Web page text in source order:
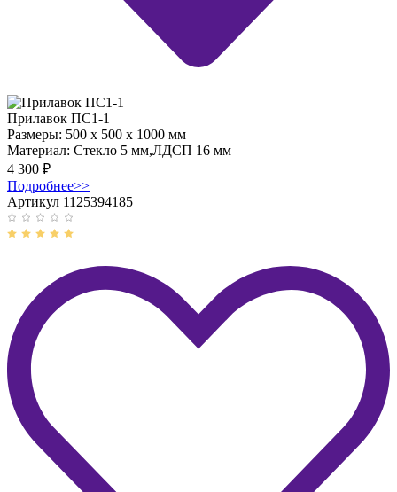
Прилавок ПС1-1
Размеры: 500 x 500 x 1000 мм
Материал: Стекло 5 мм,ЛДСП 16 мм
4 300 ₽
Подробнее>>
Артикул 1125394185